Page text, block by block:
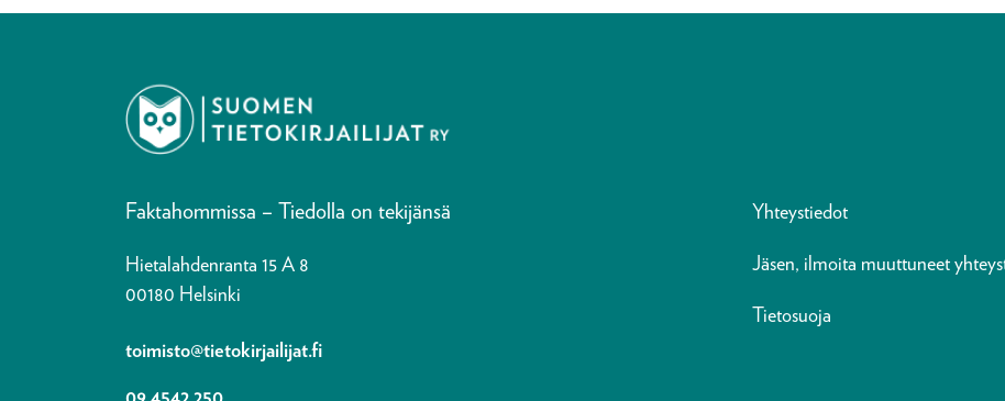
Faktahommissa – Tiedolla on tekijänsä
Hietalahdenranta 15 A 8
00180 Helsinki
toimisto@tietokirjailijat.fi
Yhteystiedot
Jäsen, ilmoita muuttuneet
Tietosuoja